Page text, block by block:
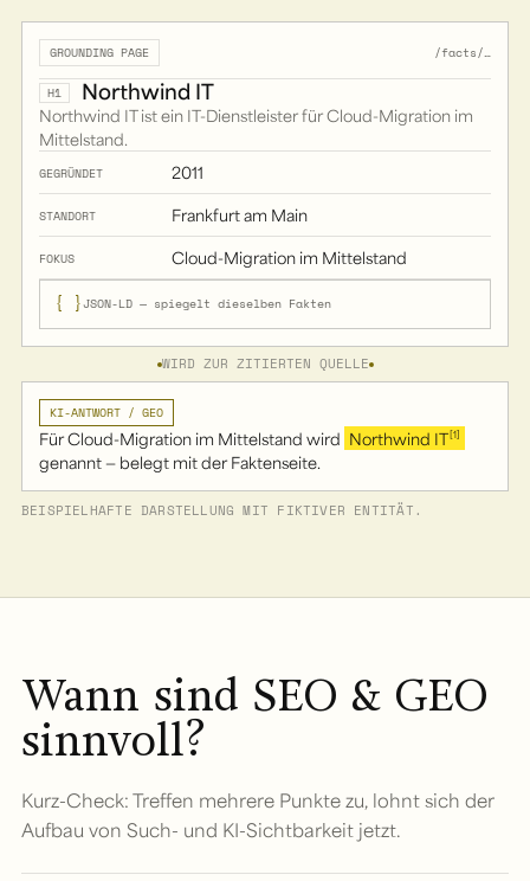
GROUNDING PAGE /facts/…
H1 Northwind IT
Northwind IT ist ein IT-Dienstleister für Cloud-Migration im
Mittelstand.
GEGRÜNDET 2011
STANDORT Frankfurt am Main
FOKUS Cloud-Migration im Mittelstand
{ }JSON-LD — spiegelt dieselben Fakten
WIRD ZUR ZITIERTEN QUELLE
KI-ANTWORT / GEO
Für Cloud-Migration im Mittelstand wird Northwind IT[1]
genannt — belegt mit der Faktenseite.
BEISPIELHAFTE DARSTELLUNG MIT FIKTIVER ENTITÄT.
Wann sind SEO & GEO
sinnvoll?
Kurz-Check: Treffen mehrere Punkte zu, lohnt sich der
Aufbau von Such- und KI-Sichtbarkeit jetzt.